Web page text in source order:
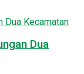
Dua